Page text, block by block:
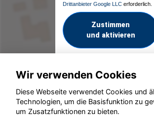
Drittanbieter Google LLC erforderlich.
Zustimmen
und aktivieren
© konjunkturmotor.de GmbH
Wir verwenden Cookies
Diese Webseite verwendet Cookies und
Technologien, um die Basisfunktion zu
um Zusatzfunktionen zu bieten.